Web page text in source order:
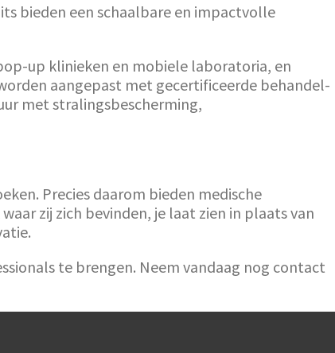
bieden een schaalbare en impactvolle
up klinieken en mobiele laboratoria, en
aangepast met gecertificeerde behandel-
met stralingsbescherming,
Precies daarom bieden medische
zij zich bevinden, je laat zien in plaats van
te brengen. Neem vandaag nog contact